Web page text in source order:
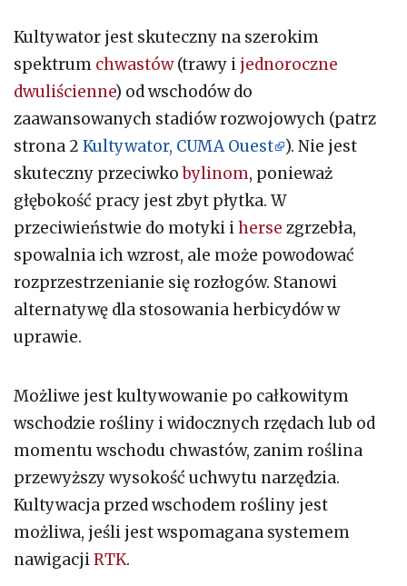
Kultywator jest skuteczny na szerokim
spektrum chwastów(trawy i jednoroczne
dwuliścienne) od wschodów do
zaawansowanych stadiów rozwojowych (patrz
strona 2 Kultywator, CUMA Ouest
). Nie jest
skuteczny przeciwkobylinom, ponieważ
głębokość pracy jest zbyt płytka. W
przeciwieństwie do motyki iherse zgrzebła,
spowalnia ich wzrost, ale może powodować
rozprzestrzenianie się rozłogów. Stanowi
alternatywę dla stosowania herbicydów w
uprawie.
Możliwe jest kultywowanie po całkowitym
wschodzie rośliny i widocznych rzędach lub od
momentu wschodu chwastów, zanim roślina
przewyższy wysokość uchwytu narzędzia.
Kultywacja przed wschodem rośliny jest
możliwa, jeśli jest wspomagana systemem
nawigacjiRTK.